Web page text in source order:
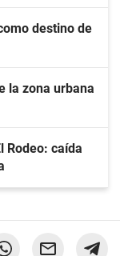
destino de
la zona urbana
Rodeo: caída